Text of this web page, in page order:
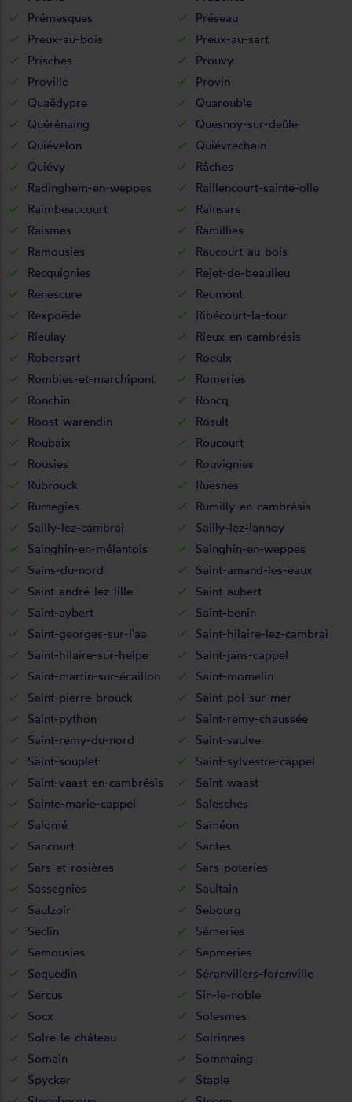
Prémesques
Préseau
Preux-au-bois
Preux-au-sart
Prisches
Prouvy
Proville
Provin
Quaëdypre
Quarouble
Quérénaing
Quesnoy-sur-deûle
Quiévelon
Quiévrechain
Quiévy
Râches
Radinghem-en-weppes
Raillencourt-sainte-olle
Raimbeaucourt
Rainsars
Raismes
Ramillies
Ramousies
Raucourt-au-bois
Recquignies
Rejet-de-beaulieu
Renescure
Reumont
Rexpoëde
Ribécourt-la-tour
Rieulay
Rieux-en-cambrésis
Robersart
Roeulx
Rombies-et-marchipont
Romeries
Ronchin
Roncq
Roost-warendin
Rosult
Roubaix
Roucourt
Rousies
Rouvignies
Rubrouck
Ruesnes
Rumegies
Rumilly-en-cambrésis
Sailly-lez-cambrai
Sailly-lez-lannoy
Sainghin-en-mélantois
Sainghin-en-weppes
Sains-du-nord
Saint-amand-les-eaux
Saint-andré-lez-lille
Saint-aubert
Saint-aybert
Saint-benin
Saint-georges-sur-l'aa
Saint-hilaire-lez-cambrai
Saint-hilaire-sur-helpe
Saint-jans-cappel
Saint-martin-sur-écaillon
Saint-momelin
Saint-pierre-brouck
Saint-pol-sur-mer
Saint-python
Saint-remy-chaussée
Saint-remy-du-nord
Saint-saulve
Saint-souplet
Saint-sylvestre-cappel
Saint-vaast-en-cambrésis
Saint-waast
Sainte-marie-cappel
Salesches
Salomé
Saméon
Sancourt
Santes
Sars-et-rosières
Sars-poteries
Sassegnies
Saultain
Saulzoir
Sebourg
Seclin
Sémeries
Semousies
Sepmeries
Sequedin
Séranvillers-forenville
Sercus
Sin-le-noble
Socx
Solesmes
Solre-le-château
Solrinnes
Somain
Sommaing
Spycker
Staple